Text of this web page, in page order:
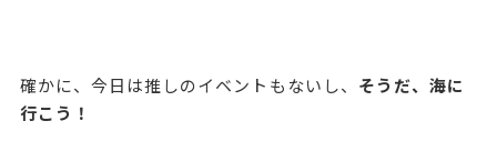
確かに、今日は推しのイベントもないし、 そうだ、海に
行こう！